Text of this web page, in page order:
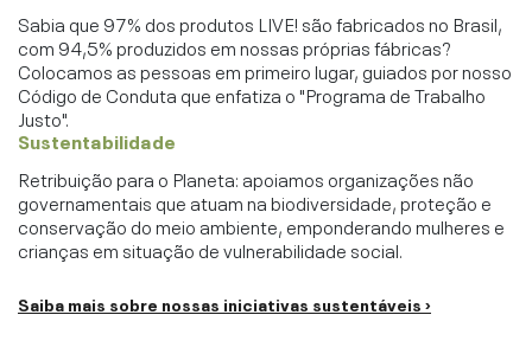
Sabia que 97% dos produtos LIVE! são fabricados no Brasil,
com 94,5% produzidos em nossas próprias fábricas?
Colocamos as pessoas em primeiro lugar, guiados por nosso
Código de Conduta que enfatiza o "Programa de Trabalho
Justo".
Sustentabilidade
Retribuição para o Planeta: apoiamos organizações não
governamentais que atuam na biodiversidade, proteção e
conservação do meio ambiente, emponderando mulheres e
crianças em situação de vulnerabilidade social.
Saiba mais sobre nossas iniciativas sustentáveis ›